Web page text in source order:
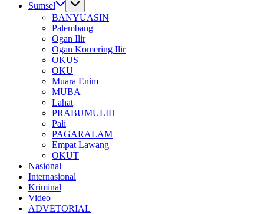
Sumsel
BANYUASIN
Palembang
Ogan Ilir
Ogan Komering Ilir
OKUS
OKU
Muara Enim
MUBA
Lahat
PRABUMULIH
Pali
PAGARALAM
Empat Lawang
OKUT
Nasional
Internasional
Kriminal
Video
ADVETORIAL